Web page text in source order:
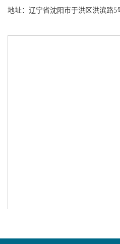
地址：辽宁省沈阳市于洪区洪滨路5